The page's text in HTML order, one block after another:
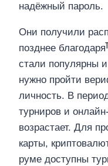
надёжный пароль.
Они получили
позднее
стали популярны
нужно пройти
личность. В
турниров и
возрастает. Для
карты,
руме доступны